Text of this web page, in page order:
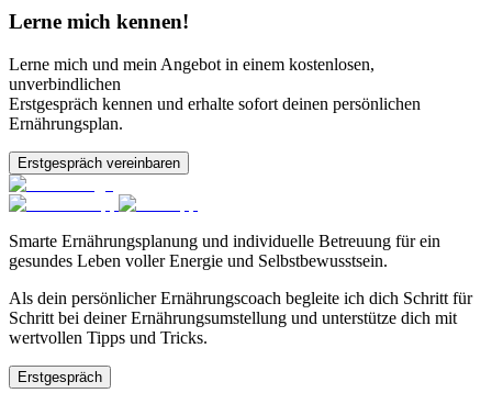
Lerne mich kennen!
Lerne mich und mein Angebot in einem kostenlosen,
unverbindlichen
Erstgespräch kennen und erhalte sofort deinen persönlichen
Ernährungsplan.
Erstgespräch vereinbaren
Smarte Ernährungsplanung und individuelle Betreuung für ein
gesundes Leben voller Energie und Selbstbewusstsein.
Als dein persönlicher Ernährungscoach begleite ich dich Schritt für
Schritt bei deiner Ernährungsumstellung und unterstütze dich mit
wertvollen Tipps und Tricks.
Erstgespräch